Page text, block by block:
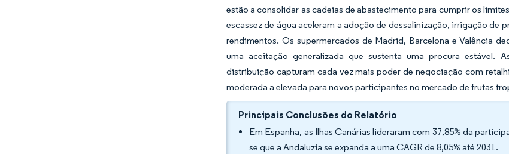
estão a consolidar as cadeias de abastecimento para cumprir os
escassez de água aceleram a adoção de dessalinização, irrigação de
rendimentos. Os supermercados de Madrid, Barcelona e Valência
uma aceitação generalizada que sustenta uma procura estável.
distribuição capturam cada vez mais poder de negociação com
moderada a elevada para novos participantes no mercado de frutas
Principais Conclusões do Relatório
Em Espanha, as Ilhas Canárias lideraram com 37,85% da
se que a Andaluzia se expanda a uma CAGR de 8,05% até 2031.